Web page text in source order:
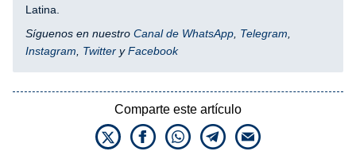
Latina.
Síguenos en nuestro Canal de WhatsApp, Telegram,
Instagram, Twitter yFacebook
Comparte este artículo